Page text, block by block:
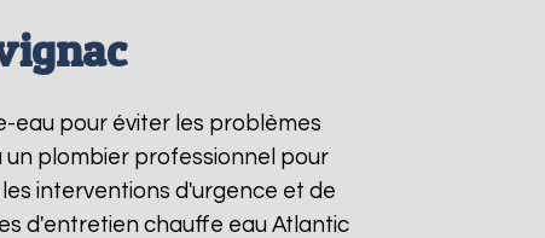
eau pour éviter les problèmes
un plombier professionnel pour
interventions d'urgence et de
d'entretien chauffe eau Atlantic